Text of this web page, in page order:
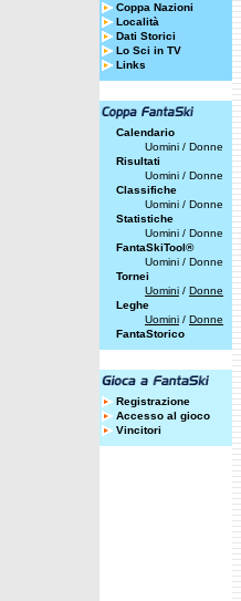
Coppa Nazioni
Località
Dati Storici
Lo Sci in TV
Links
Calendario
Uomini / Donne
Risultati
Uomini / Donne
Classifiche
Uomini / Donne
Statistiche
Uomini / Donne
FantaSkiTool®
Uomini / Donne
Tornei
Uomini / Donne
Leghe
Uomini / Donne
FantaStorico
Registrazione
Accesso al gioco
Vincitori